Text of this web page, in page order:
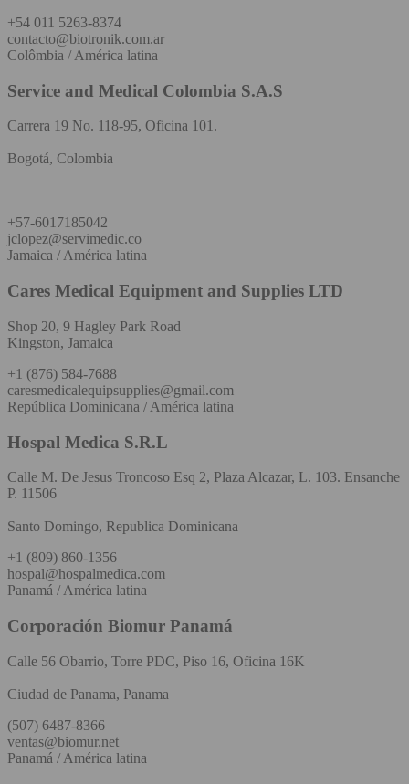
+54 011 5263-8374
contacto@biotronik.com.ar
Colômbia / América latina
Service and Medical Colombia S.A.S
Carrera 19 No. 118-95, Oficina 101.
Bogotá, Colombia
+57-6017185042
jclopez@servimedic.co
Jamaica / América latina
Cares Medical Equipment and Supplies LTD
Shop 20, 9 Hagley Park Road
Kingston, Jamaica
+1 (876) 584-7688
caresmedicalequipsupplies@gmail.com
República Dominicana / América latina
Hospal Medica S.R.L
Calle M. De Jesus Troncoso Esq 2, Plaza Alcazar, L. 103. Ensanche
P. 11506
Santo Domingo, Republica Dominicana
+1 (809) 860-1356
hospal@hospalmedica.com
Panamá / América latina
Corporación Biomur Panamá
Calle 56 Obarrio, Torre PDC, Piso 16, Oficina 16K
Ciudad de Panama, Panama
(507) 6487-8366
ventas@biomur.net
Panamá / América latina